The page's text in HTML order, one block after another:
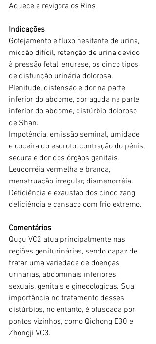
Aquece e revigora os Rins
Indicações
Gotejamento e fluxo hesitante de urina,
micção difícil, retenção de urina devido
à pressão fetal, enurese, os cinco tipos
de disfunção urinária dolorosa.
Plenitude, distensão e dor na parte
inferior do abdome, dor aguda na parte
inferior do abdome, distúrbio doloroso
de Shan.
Impotência, emissão seminal, umidade
e coceira do escroto, contração do pênis,
secura e dor dos órgãos genitais.
Leucorréia vermelha e branca,
menstruação irregular, dismenorréia.
Deficiência e exaustão dos cinco zang,
deficiência e cansaço com frio extremo.
Comentários
Qugu VC2 atua principalmente nas
regiões geniturinárias, sendo capaz de
tratar uma variedade de doenças
urinárias, abdominais inferiores,
sexuais, genitais e ginecológicas. Sua
importância no tratamento desses
distúrbios, no entanto, é ofuscada por
pontos vizinhos, como Qichong E30 e
Zhongji VC3.